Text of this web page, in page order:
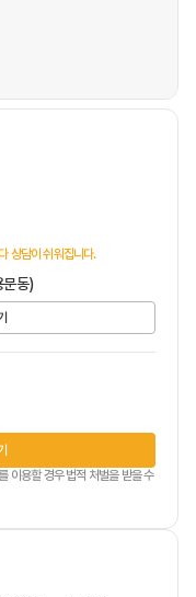
상담이 쉬워집니다.
동)
이용할 경우 법적 처벌을 받을 수